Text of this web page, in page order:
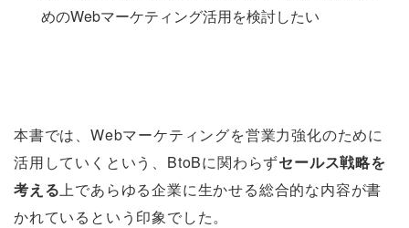
めのWebマーケティング活用を検討したい
本書では、Webマーケティングを営業力強化のために
活用していくという、BtoBに関わらずセールス戦略を
考える上であらゆる企業に生かせる総合的な内容が書
かれているという印象でした。